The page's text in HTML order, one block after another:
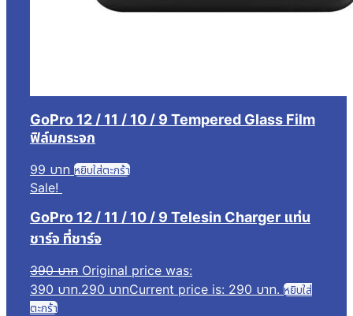
GoPro 12 / 11 / 10 / 9 Tempered Glass Film
ฟิล์มกระจก
99 บาท หยิบใส่ตะกร้า
Sale!
GoPro 12 / 11 / 10 / 9 Telesin Charger แท่น
ชาร์จ ที่ชาร์จ
390บาท Original price was:
390 บาท.290 บาทCurrent price is: 290 บาท. หยิบใส่
ตะกร้า